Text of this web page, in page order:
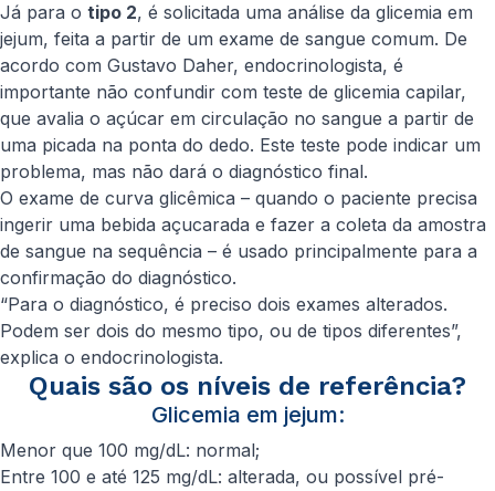
Já para o tipo 2, é solicitada uma análise da glicemia em
jejum, feita a partir de um exame de sangue comum. De
acordo com Gustavo Daher, endocrinologista, é
importante não confundir com teste de glicemia capilar,
que avalia o açúcar em circulação no sangue a partir de
uma picada na ponta do dedo. Este teste pode indicar um
problema, mas não dará o diagnóstico final.
O exame de curva glicêmica – quando o paciente precisa
ingerir uma bebida açucarada e fazer a coleta da amostra
de sangue na sequência – é usado principalmente para a
confirmação do diagnóstico.
“Para o diagnóstico, é preciso dois exames alterados.
Podem ser dois do mesmo tipo, ou de tipos diferentes”,
explica o endocrinologista.
Quais são os níveis de referência?
Glicemia em jejum:
Menor que 100 mg/dL: normal;
Entre 100 e até 125 mg/dL: alterada, ou possível pré-